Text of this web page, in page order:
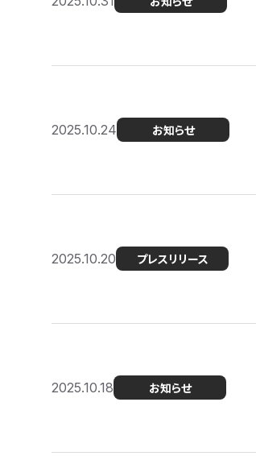
2025.10.24 お知らせ
2025.10.20 プレスリリース
2025.10.18 お知らせ